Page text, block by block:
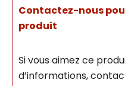
Contactez-nous
produit
Si vous aimez ce
d’informations,